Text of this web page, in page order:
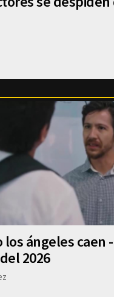
los ángeles caen
2026